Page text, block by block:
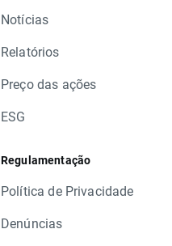
Notícias
Relatórios
Preço das ações
ESG
Regulamentação
Política de Privacidade
Denúncias